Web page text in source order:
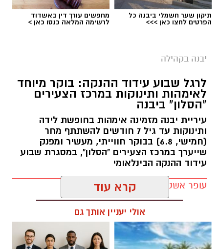
צילום: עיריית יבנה
לאחר שני ערבים של משחקי כדורגל באווירה
מקומיות.
במשחק הגמר ניצחה קבוצת
"ארסנל של תירוצים"
בתוצאה 3:1 והוכתרה
כאלופת הטורניר לשנת 2026. במשחק על המקום
השלישי גברהFC יבנה 6:2 על אריות יבנה.
בסיום המשחקים העניק ראש העיר, רועי גבאי, את
הגביעים לקבוצות המצטיינות, בירך את
המשתתפים והודה לכל השחקנים על הרוח
הספורטיבית, ההוגנות וההשתתפות המרשימה
לאורך הטורניר.
תיקון שער חשמלי ביבנה כל
הפרטים לחצו כאן >>>
מחפשים עורך דין באשדוד
לרשימה המלאה כנסו כאן >
יבנה בקהילה
לרגל שבוע עידוד ההנקה: בוקר מיוחד
לאימהות ותינוקות במרכז הצעירים
"הסלון" ביבנה
עיריית יבנה מזמינה אימהות בחופשת לידה
ותינוקות עד גיל 7 חודשים להשתתף מחר
(חמישי, 6.8) בבוקר חווייתי, מעשיר ומפנק
שייערך במרכז הצעירים "הסלון", במסגרת שבוע
עידוד ההנקה הבינלאומי
עופר אשטוקר / 14:07 05.08.26 קרא עוד
אולי יעניין אותך גם